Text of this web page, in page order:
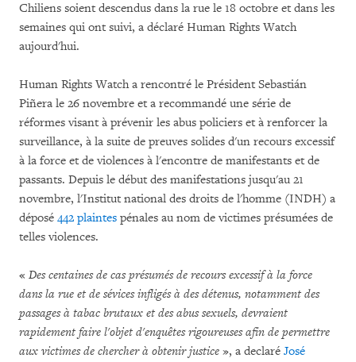
Chiliens soient descendus dans la rue le 18 octobre et dans les
semaines qui ont suivi, a déclaré Human Rights Watch
aujourd'hui.
Human Rights Watch a rencontré le Président Sebastián
Piñera le 26 novembre et a recommandé une série de
réformes visant à prévenir les abus policiers et à renforcer la
surveillance, à la suite de preuves solides d'un recours excessif
à la force et de violences à l'encontre de manifestants et de
passants. Depuis le début des manifestations jusqu'au 21
novembre, l'Institut national des droits de l'homme (INDH) a
déposé 442 plaintes pénales au nom de victimes présumées de
telles violences.
« Des centaines de cas présumés de recours excessif à la force
dans la rue et de sévices infligés à des détenus, notamment des
passages à tabac brutaux et des abus sexuels, devraient
rapidement faire l'objet d'enquêtes rigoureuses afin de permettre
aux victimes de chercher à obtenir justice », a declaré José